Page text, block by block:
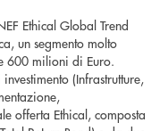
Ethical Global Trend
un segmento molto
600 milioni di Euro.
(Infrastrutture,
offerta Ethical, composta